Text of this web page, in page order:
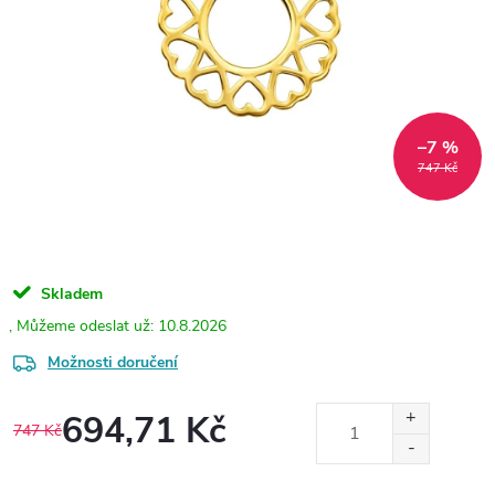
747 Kč
–7 %
Skladem
10.8.2026
Možnosti doručení
747 Kč694,71 Kč